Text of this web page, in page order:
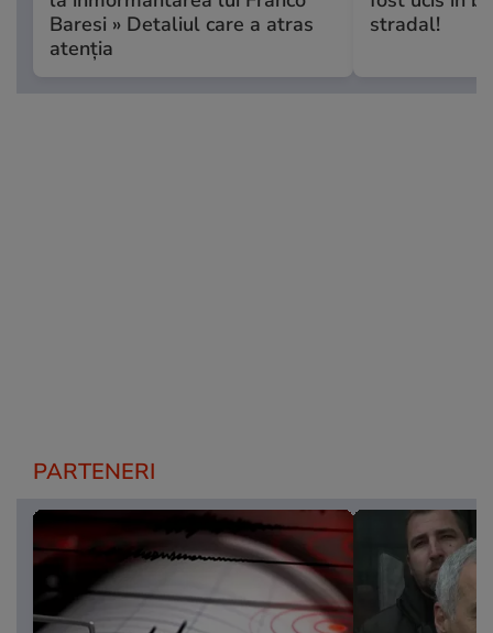
Baresi » Detaliul care a atras
atenția
stradal!
PARTENERI